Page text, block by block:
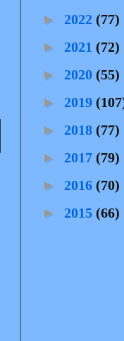
► 2022 (77)
► 2021 (72)
► 2020 (55)
► 2019
► 2018 (77)
► 2017 (79)
► 2016 (70)
► 2015 (66)